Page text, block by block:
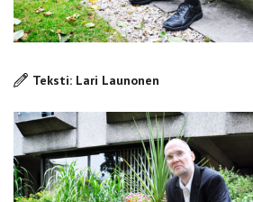
Teksti: Lari Launonen